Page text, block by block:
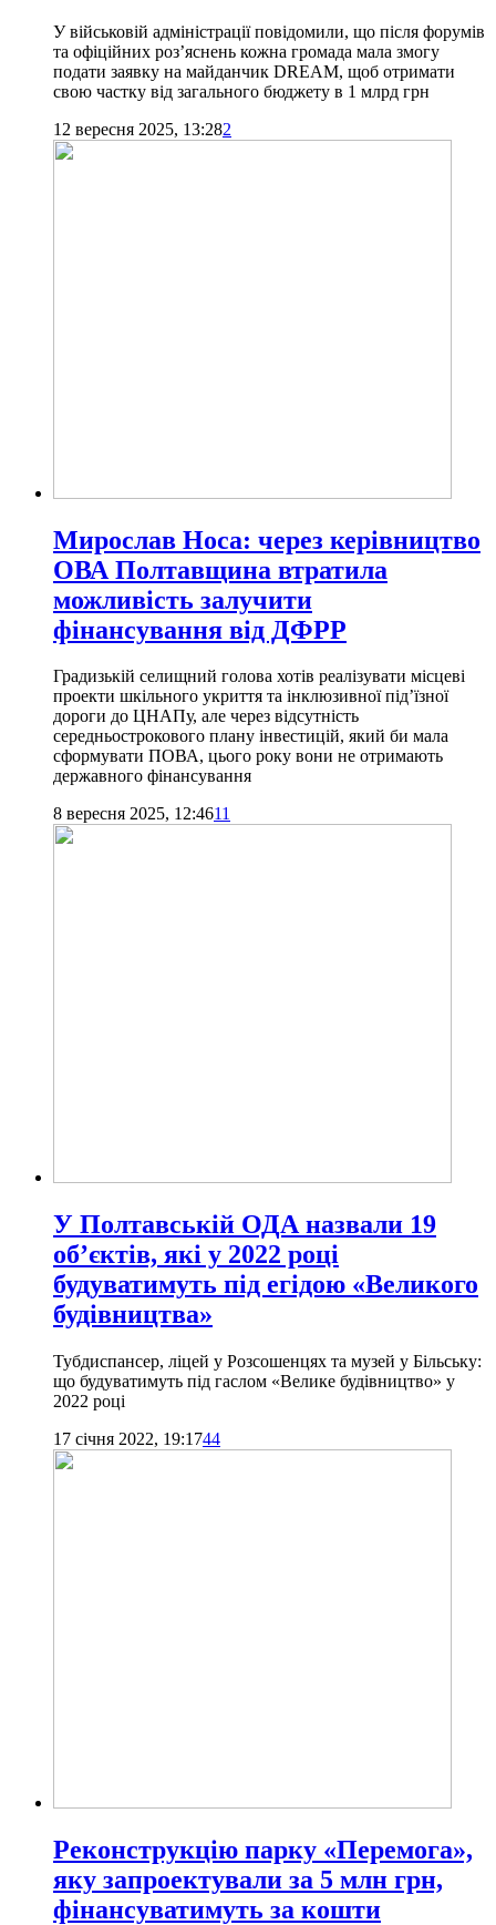
У військовій адміністрації повідомили, що після форумів
та офіційних роз’яснень кожна громада мала змогу
подати заявку на майданчик DREAM, щоб отримати
свою частку від загального бюджету в 1 млрд грн
12 вересня 2025, 13:282
Мирослав Носа: через керівництво
ОВА Полтавщина втратила
можливість залучити
фінансування від ДФРР
Градизькій селищний голова хотів реалізувати місцеві
проекти шкільного укриття та інклюзивної під’їзної
дороги до ЦНАПу, але через відсутність
середньострокового плану інвестицій, який би мала
сформувати ПОВА, цього року вони не отримають
державного фінансування
8 вересня 2025, 12:4611
У Полтавській ОДА назвали 19
об’єктів, які у 2022 році
будуватимуть під егідою «Великого
будівництва»
Тубдиспансер, ліцей у Розсошенцях та музей у Більську:
що будуватимуть під гаслом «Велике будівництво» у
2022 році
17 січня 2022, 19:1744
Реконструкцію парку «Перемога»,
яку запроектували за 5 млн грн,
фінансуватимуть за кошти